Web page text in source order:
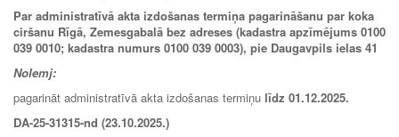
Par administratīvā akta izdošanas termiņa pagarināšanu par koka
ciršanu Rīgā, Zemesgabalā bez adreses (kadastra apzīmējums 0100
039 0010; kadastra numurs 0100 039 0003), pie Daugavpils ielas 41
Nolemj:
pagarināt administratīvā akta izdošanas termiņu līdz 01.12.2025.
DA-25-31315-nd (23.10.2025.)